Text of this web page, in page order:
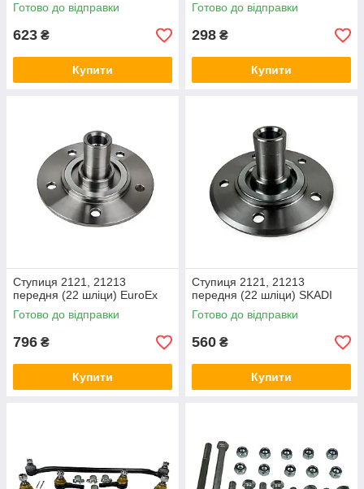
Готово до відправки
623 ₴
Купити
Готово до відправки
298 ₴
Купити
Ступиця 2121, 21213
передня (22 шліци) EuroEx
Готово до відправки
796 ₴
Купити
Ступиця 2121, 21213
передня (22 шліци) SKADI
Готово до відправки
560 ₴
Купити